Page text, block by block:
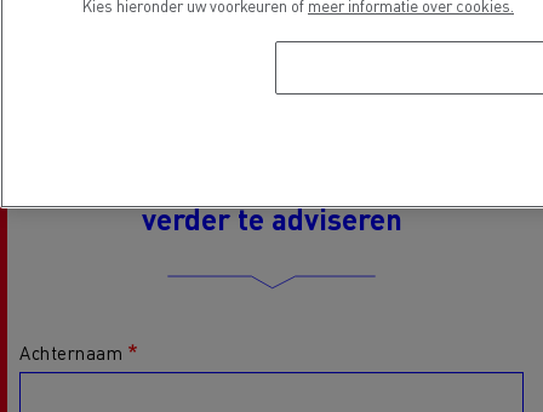
met onze experts die over geavanceerde instrumenten
beschikken voor een nauwkeuriger resultaat.
verder te adviseren
Achternaam
Kies hieronder uw voorkeuren of meer informatie over cookies.